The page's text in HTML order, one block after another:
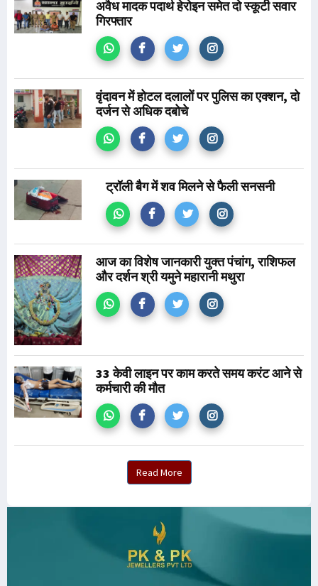
अवैध मादक पदार्थ हेरोइन समेत दो स्कूटी सवार
गिरफ्तार
वृंदावन में होटल दलालों पर पुलिस का एक्शन, दो
दर्जन से अधिक दबोचे
ट्रॉली बैग में शव मिलने से फैली सनसनी
आज का विशेष जानकारी युक्त पंचांग, राशिफल
और दर्शन श्री यमुने महारानी मथुरा
33 केवी लाइन पर काम करते समय करंट आने से
कर्मचारी की मौत
Read More